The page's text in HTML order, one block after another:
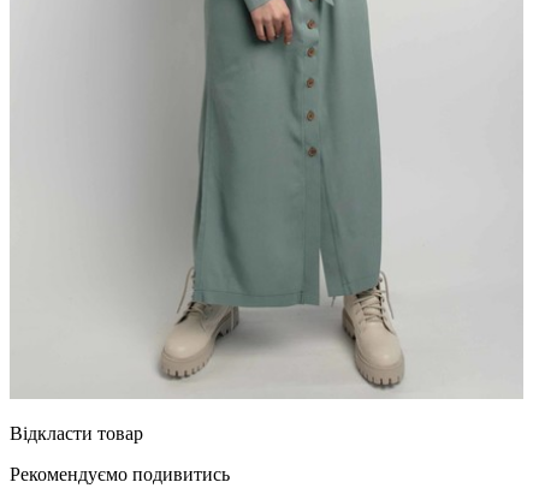
Відкласти товар
Рекомендуємо подивитись